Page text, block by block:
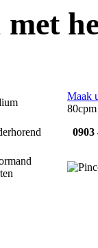
Maak
80cpm
0903